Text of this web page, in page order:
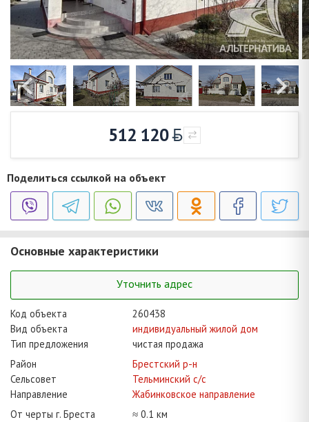
512 120
Поделиться ссылкой на объект
Основные характеристики
Уточнить адрес
Код объекта
260438
Вид объекта
индивидуальный жилой дом
Тип предложения
чистая продажа
Район
Брестский р-н
Сельсовет
Тельминский с/с
Направление
Жабинковское направление
От черты г. Бреста
≈ 0.1 км